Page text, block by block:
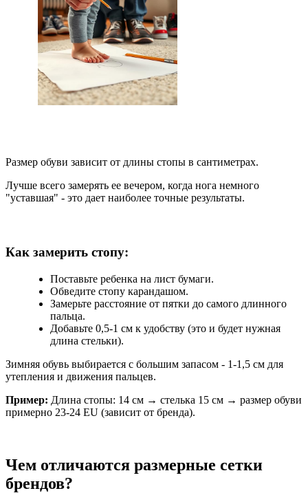
Размер обуви зависит от длины стопы в сантиметрах.
Лучше всего замерять ее вечером, когда нога немного
"уставшая" - это дает наиболее точные результаты.
Как замерить стопу:
Поставьте ребенка на лист бумаги.
Обведите стопу карандашом.
Замерьте расстояние от пятки до самого длинного
пальца.
Добавьте 0,5-1 см к удобству (это и будет нужная
длина стельки).
Зимняя обувь выбирается с большим запасом - 1-1,5 см для
утепления и движения пальцев.
Пример: Длина стопы: 14 см → стелька 15 см → размер обуви
примерно 23-24 EU (зависит от бренда).
Чем отличаются размерные сетки
брендов?